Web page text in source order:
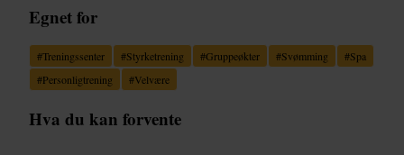
Egnet for
#Treningssenter #Styrketrening #Gruppeøkter #Svømming #Spa
#Personligtrening #Velvære
Hva du kan forvente